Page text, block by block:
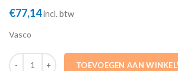
€77,14incl. btw
Vasco
5413754368602 Kolomvoeten voor P/130
TOEVOEGEN AAN